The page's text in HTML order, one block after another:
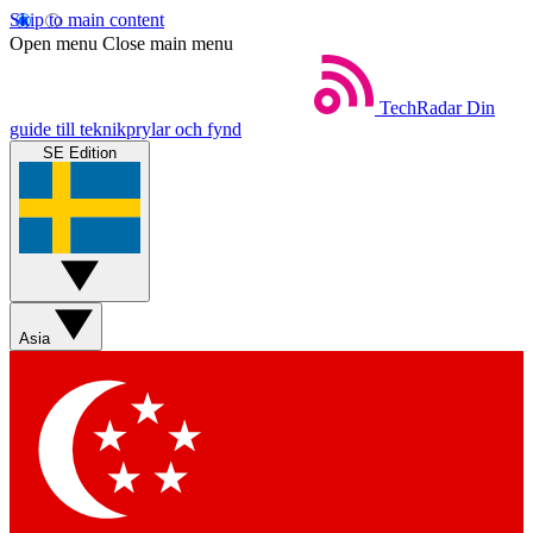
Skip to main content
Open menu Close main menu
TechRadar Din
guide till teknikprylar och fynd
SE Edition
Asia